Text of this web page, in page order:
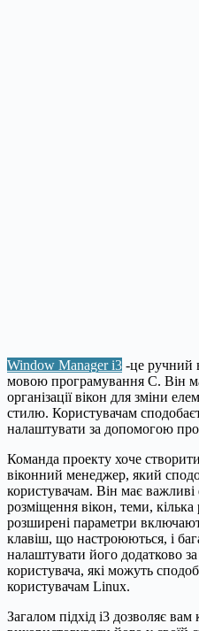
Window Manager i3 -це ручний
мовою програмування C. Він
організації вікон для зміни
стилю. Користувачам
налаштувати за допомогою
Команда проекту хоче
віконний менеджер, який
користувачам. Він має важливі
розміщення вікон, теми,
розширені параметри
клавіш, що настроюються, і
налаштувати його додатково
користувача, які можуть
користувачам Linux.
Загалом підхід i3 дозволяє